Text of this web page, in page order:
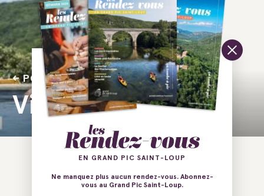
POUR SE RAFRAICHIR
Villa Sidou
Ajouter au carnet de voyage
EN GRAND PIC SAINT-LOUP
Ne manquez plus aucun rendez-vous. Abonnez-
vous au Grand Pic Saint-Loup.